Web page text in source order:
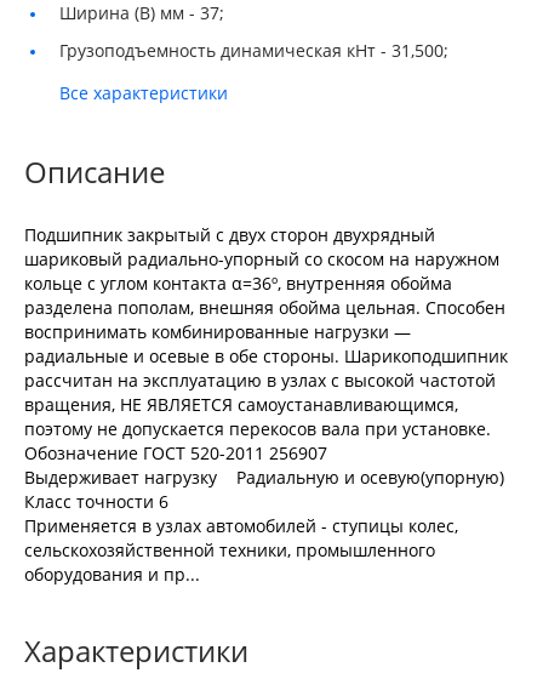
Ширина (B) мм - 37;
Грузоподъемность динамическая кНт - 31,500;
Все характеристики
Описание
Подшипник закрытый с двух сторон двухрядный
шариковый радиально-упорный со скосом на наружном
кольце с углом контакта α=36º, внутренняя обойма
разделена пополам, внешняя обойма цельная. Способен
воспринимать комбинированные нагрузки —
радиальные и осевые в обе стороны. Шарикоподшипник
рассчитан на эксплуатацию в узлах с высокой частотой
вращения, НЕ ЯВЛЯЕТСЯ самоустанавливающимся,
поэтому не допускается перекосов вала при установке.
Обозначение ГОСТ 520-2011 256907
Выдерживает нагрузку Радиальную и осевую(упорную)
Класс точности 6
Применяется в узлах автомобилей - ступицы колес,
сельскохозяйственной техники, промышленного
оборудования и пр...
Характеристики